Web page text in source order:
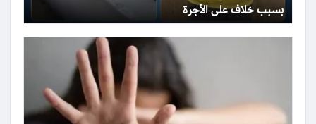
بسبب خلاف على الأجرة